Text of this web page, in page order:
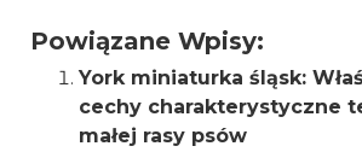
Powiązane Wpisy:
York miniaturka śląsk:
cechy charakterystyczne
małej rasy psów